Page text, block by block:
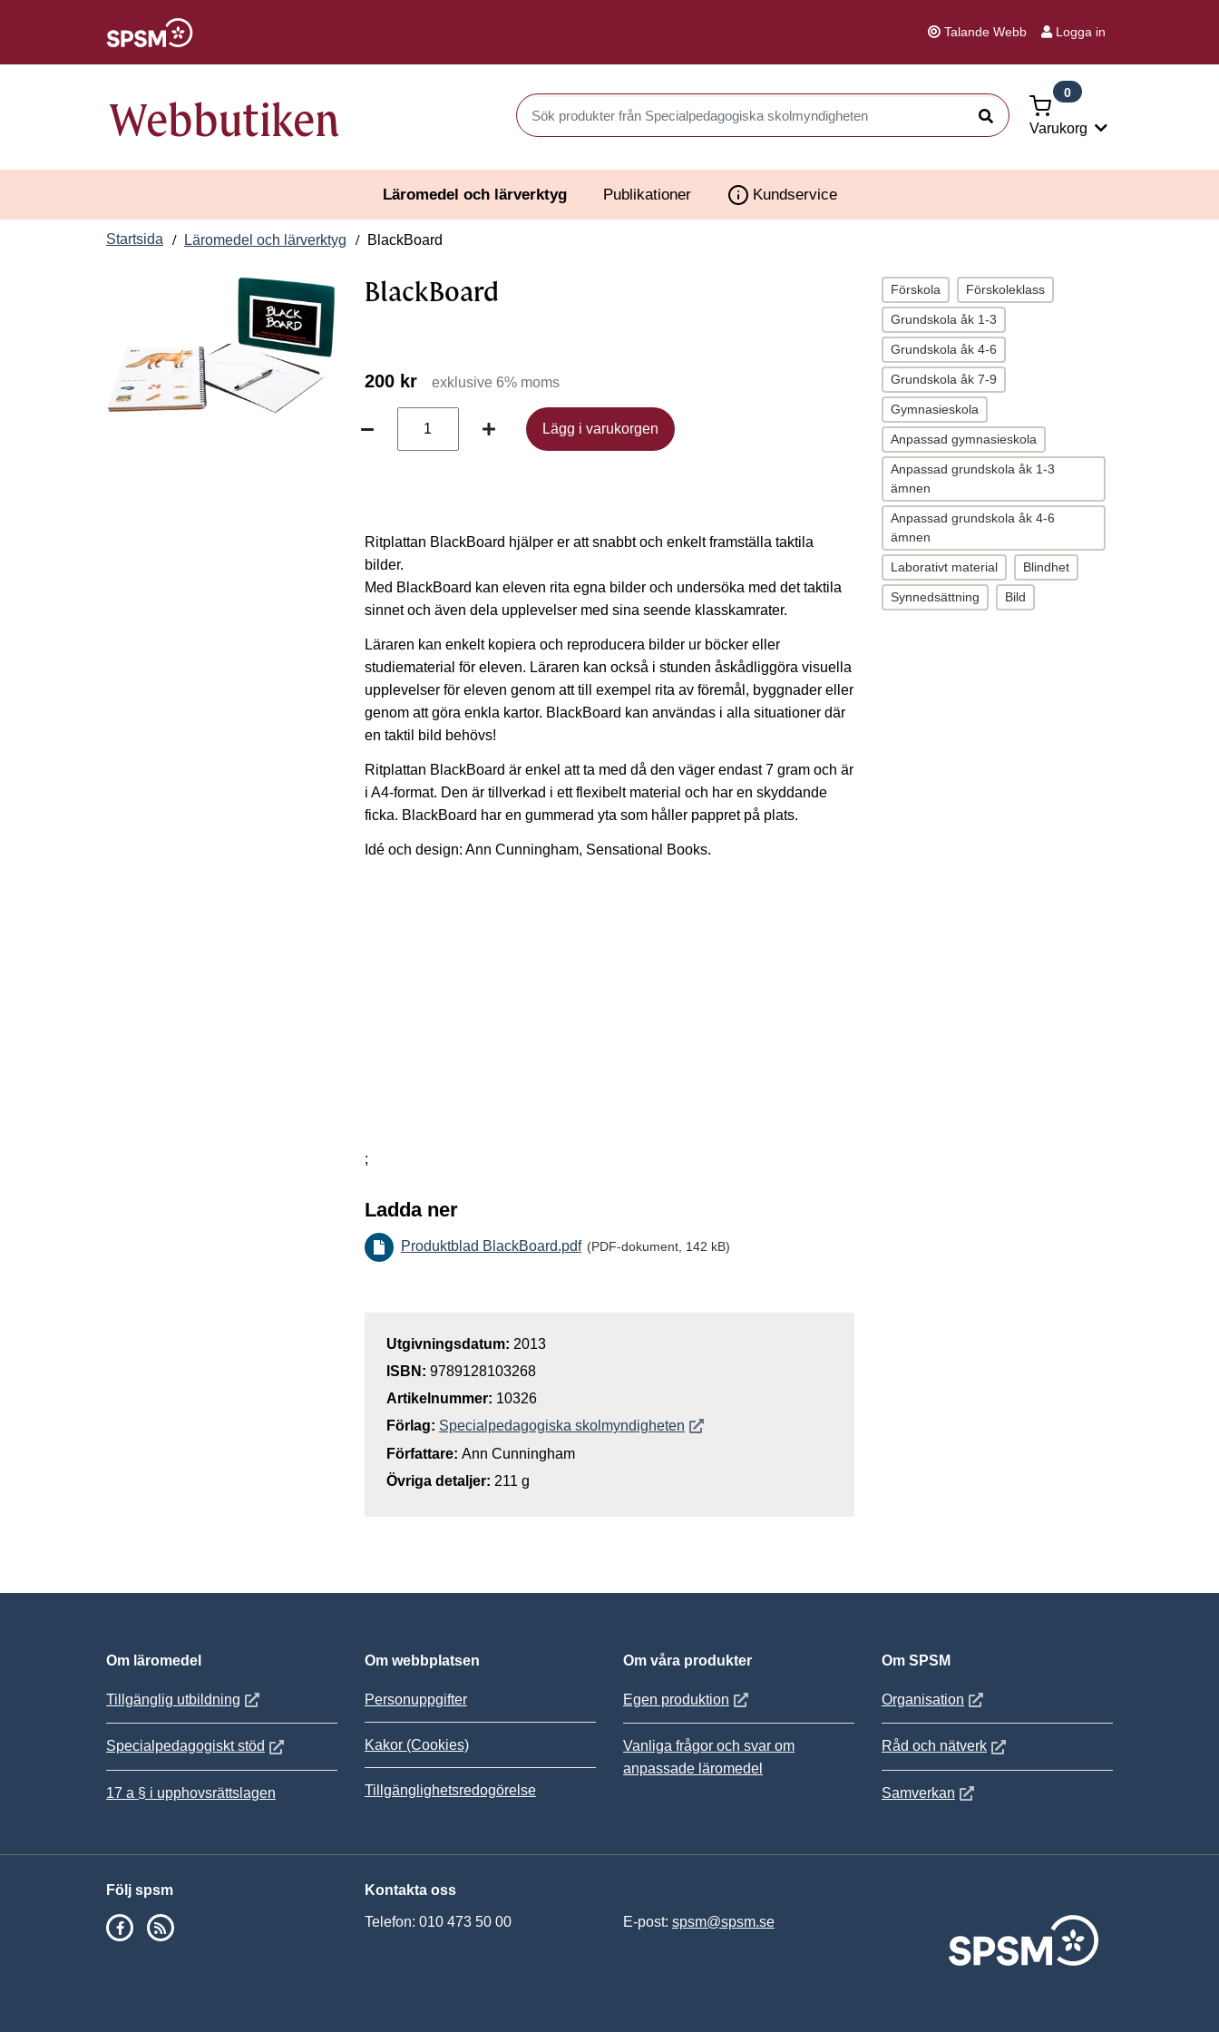
Talande Webb Logga in
Webbutiken Sök produkter i Webbutiken
Sök
Varukorg
0
Läromedel och lärverktyg Publikationer Kundservice
Startsida Läromedel och lärverktyg BlackBoard
BlackBoard
200 kr exklusive 6% moms
Lägg i varukorgen
Lägg i varukorgen
Ritplattan BlackBoard hjälper er att snabbt och enkelt framställa taktila
bilder.
Med BlackBoard kan eleven rita egna bilder och undersöka med det taktila
sinnet och även dela upplevelser med sina seende klasskamrater.
Läraren kan enkelt kopiera och reproducera bilder ur böcker eller
studiematerial för eleven. Läraren kan också i stunden åskådliggöra visuella
upplevelser för eleven genom att till exempel rita av föremål, byggnader eller
genom att göra enkla kartor. BlackBoard kan användas i alla situationer där
en taktil bild behövs!
Ritplattan BlackBoard är enkel att ta med då den väger endast 7 gram och är
i A4-format. Den är tillverkad i ett flexibelt material och har en skyddande
ficka. BlackBoard har en gummerad yta som håller pappret på plats.
Idé och design: Ann Cunningham, Sensational Books.
;
Ladda ner
Produktblad BlackBoard.pdf (PDF-dokument, 142 kB)
Utgivningsdatum: 2013
ISBN: 9789128103268
Artikelnummer: 10326
Förlag: Specialpedagogiska skolmyndighetenÖppnas i nytt fönster
Författare: Ann Cunningham
Övriga detaljer: 211 g
Förskola Förskoleklass
Grundskola åk 1-3
Grundskola åk 4-6
Grundskola åk 7-9
Gymnasieskola
Anpassad gymnasieskola
Anpassad grundskola åk 1-3
ämnen
Anpassad grundskola åk 4-6
ämnen
Laborativt material Blindhet
Synnedsättning Bild
Om läromedel
Tillgänglig utbildning Öppnas i nytt fönster
Specialpedagogiskt stöd Öppnas i nytt fönster
17 a § i upphovsrättslagen
Om webbplatsen
Personuppgifter
Kakor (Cookies)
Tillgänglighetsredogörelse
Om våra produkter
Egen produktion Öppnas i nytt fönster
Vanliga frågor och svar om
anpassade läromedel
Om SPSM
Organisation Öppnas i nytt fönster
Råd och nätverkÖppnas i nytt fönster
Samverkan Öppnas i nytt fönster
Följ spsm
SPSM på Facebook
Kontakta oss
Telefon: 010 473 50 00 E-post: spsm@spsm.se